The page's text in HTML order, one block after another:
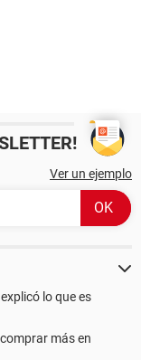
Ver un ejemplo
lo que es
más en